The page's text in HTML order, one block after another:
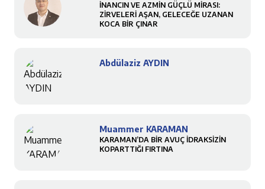
İNANCIN VE AZMİN GÜÇLÜ MİRASI:
ZİRVELERİ AŞAN, GELECEĞE UZANAN
KOCA BİR ÇINAR
Abdülaziz AYDIN
Muammer KARAMAN
KARAMAN’DA BİR AVUÇ İDRAKSİZİN
KOPARTTIĞI FIRTINA